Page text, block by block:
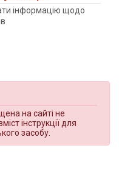
інформацію щодо
на сайті не
інструкції для
засобу.